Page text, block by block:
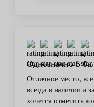
Однозначно 5
Отличное место,
всегда в наличии и
хочется отметить